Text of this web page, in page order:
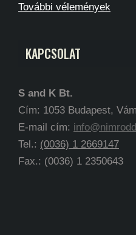
További vélemények
KAPCSOLAT
S and K Bt.
Cím: 1053 Budapest,
E-mail cím:
Tel.: (0036) 1 2669147
Fax.: (0036) 1 2350643